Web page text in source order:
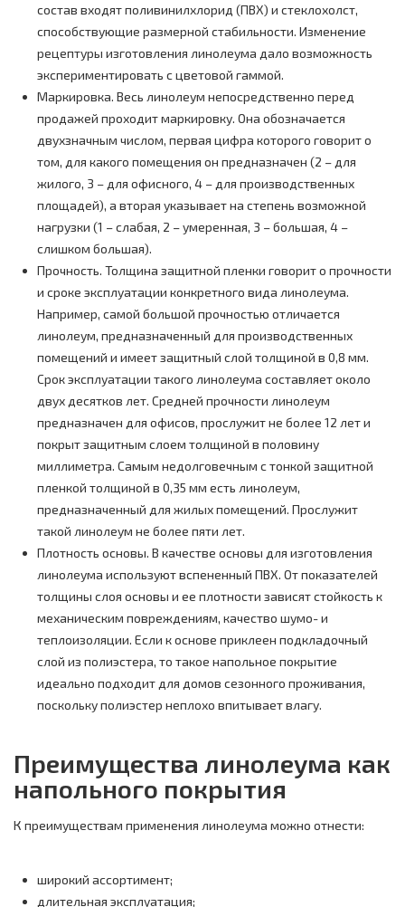
состав входят поливинилхлорид (ПВХ) и стеклохолст,
способствующие размерной стабильности. Изменение
рецептуры изготовления линолеума дало возможность
экспериментировать с цветовой гаммой.
Маркировка. Весь линолеум непосредственно перед
продажей проходит маркировку. Она обозначается
двухзначным числом, первая цифра которого говорит о
том, для какого помещения он предназначен (2 – для
жилого, 3 – для офисного, 4 – для производственных
площадей), а вторая указывает на степень возможной
нагрузки (1 – слабая, 2 – умеренная, 3 – большая, 4 –
слишком большая).
Прочность. Толщина защитной пленки говорит о прочности
и сроке эксплуатации конкретного вида линолеума.
Например, самой большой прочностью отличается
линолеум, предназначенный для производственных
помещений и имеет защитный слой толщиной в 0,8 мм.
Срок эксплуатации такого линолеума составляет около
двух десятков лет. Средней прочности линолеум
предназначен для офисов, прослужит не более 12 лет и
покрыт защитным слоем толщиной в половину
миллиметра. Самым недолговечным с тонкой защитной
пленкой толщиной в 0,35 мм есть линолеум,
предназначенный для жилых помещений. Прослужит
такой линолеум не более пяти лет.
Плотность основы. В качестве основы для изготовления
линолеума используют вспененный ПВХ. От показателей
толщины слоя основы и ее плотности зависят стойкость к
механическим повреждениям, качество шумо- и
теплоизоляции. Если к основе приклеен подкладочный
слой из полиэстера, то такое напольное покрытие
идеально подходит для домов сезонного проживания,
поскольку полиэстер неплохо впитывает влагу.
Преимущества линолеума как
напольного покрытия
К преимуществам применения линолеума можно отнести:
широкий ассортимент;
длительная эксплуатация;